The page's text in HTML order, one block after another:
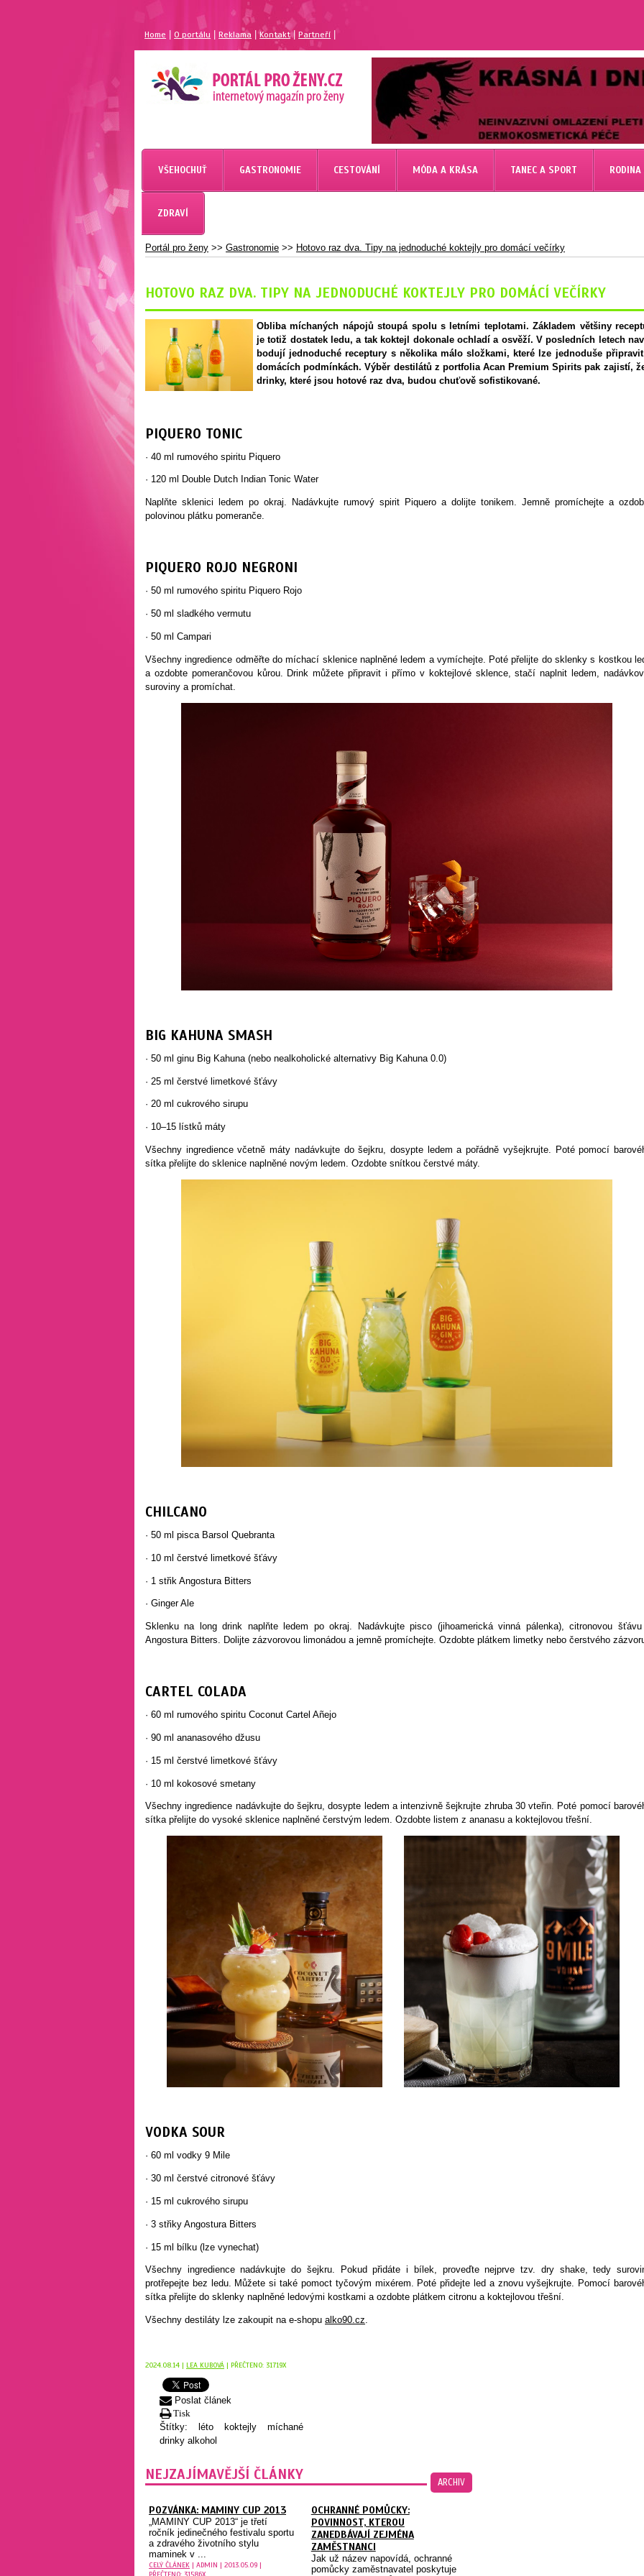
Home |O portálu Reklama Kontakt| Partneří
MAGAZÍN PRO ŽENY
PORTÁL PRO ŽENY.CZ
VŠEHOCHUŤ GASTRONOMIE CESTOVÁNÍ MÓDA A KRÁSA TANEC A SPORT
ZDRAVÍ
Portál pro ženy >> Gastronomie >> Hotovo raz dva. Tipy na jednoduché koktejly pro domácí večírky
HOTOVO RAZ DVA. TIPY NA JEDNODUCHÉ KOKTEJLY PRO DOMÁCÍ VEČÍRKY
Obliba míchaných nápojů stoupá spolu s letními teplotami. Základem většiny
je totiž dostatek ledu, a tak koktejl dokonale ochladí a osvěží. V posledních letech
bodují jednoduché receptury s několika málo složkami, které lze jednoduše
domácích podmínkách. Výběr destilátů z portfolia Acan Premium Spirits pak zajistí,
drinky, které jsou hotové raz dva, budou chuťově sofistikované.
PIQUERO TONIC
· 40 ml rumového spiritu Piquero
· 120 ml Double Dutch Indian Tonic Water
Naplňte sklenici ledem po okraj. Nadávkujte rumový spirit Piquero a dolijte tonikem. Jemně promíchejte a
polovinou plátku pomeranče.
PIQUERO ROJO NEGRONI
· 50 ml rumového spiritu Piquero Rojo
· 50 ml sladkého vermutu
· 50 ml Campari
Všechny ingredience odměřte do míchací sklenice naplněné ledem a vymíchejte. Poté přelijte do sklenky s kostkou
a ozdobte pomerančovou kůrou. Drink můžete připravit i přímo v koktejlové sklence, stačí naplnit ledem,
suroviny a promíchat.
BIG KAHUNA SMASH
· 50 ml ginu Big Kahuna (nebo nealkoholické alternativy Big Kahuna 0.0)
· 25 ml čerstvé limetkové šťávy
· 20 ml cukrového sirupu
· 10–15 lístků máty
Všechny ingredience včetně máty nadávkujte do šejkru, dosypte ledem a pořádně vyšejkrujte. Poté pomocí
sítka přelijte do sklenice naplněné novým ledem. Ozdobte snítkou čerstvé máty.
CHILCANO
· 50 ml pisca Barsol Quebranta
· 10 ml čerstvé limetkové šťávy
· 1 střik Angostura Bitters
· Ginger Ale
Sklenku na long drink naplňte ledem po okraj. Nadávkujte pisco (jihoamerická vinná pálenka), citronovou
Angostura Bitters. Dolijte zázvorovou limonádou a jemně promíchejte. Ozdobte plátkem limetky nebo čerstvého
CARTEL COLADA
· 60 ml rumového spiritu Coconut Cartel Añejo
· 90 ml ananasového džusu
· 15 ml čerstvé limetkové šťávy
· 10 ml kokosové smetany
Všechny ingredience nadávkujte do šejkru, dosypte ledem a intenzivně šejkrujte zhruba 30 vteřin. Poté pomocí
sítka přelijte do vysoké sklenice naplněné čerstvým ledem. Ozdobte listem z ananasu a koktejlovou třešní.
VODKA SOUR
· 60 ml vodky 9 Mile
· 30 ml čerstvé citronové šťávy
· 15 ml cukrového sirupu
· 3 střiky Angostura Bitters
· 15 ml bílku (lze vynechat)
Všechny ingredience nadávkujte do šejkru. Pokud přidáte i bílek, proveďte nejprve tzv. dry shake, tedy
protřepejte bez ledu. Můžete si také pomoct tyčovým mixérem. Poté přidejte led a znovu vyšejkrujte. Pomocí
sítka přelijte do sklenky naplněné ledovými kostkami a ozdobte plátkem citronu a koktejlovou třešní.
Všechny destiláty lze zakoupit na e-shopu alko90.cz.
2024.08.14 | LEA KUBOVÁ | PŘEČTENO: 31719X
Poslat článek
Tisk
Štítky: léto koktejly míchané
drinky alkohol
ARCHIV
NEJZAJÍMAVĚJŠÍ ČLÁNKY
POZVÁNKA: MAMINY CUP 2013
„MAMINY CUP 2013“ je třetí
ročník jedinečného festivalu sportu
a zdravého životního stylu
maminek v ...
CELÝ ČLÁNEK | ADMIN | 2013.05.09 |
PŘEČTENO: 31586X
OCHRANNÉ POMŮCKY:
POVINNOST, KTEROU
ZANEDBÁVAJÍ ZEJMÉNA
ZAMĚSTNANCI
Jak už název napovídá, ochranné
pomůcky zaměstnavatel poskytuje